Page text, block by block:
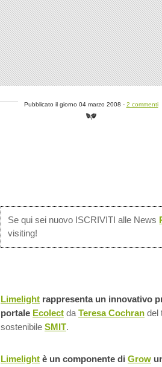
Pubblicato il giorno 04 marzo 2008 - 2 commenti
Se qui sei nuovo ISCRIVITI alle News
visiting!
Limelight rappresenta un innovativo
portale Ecolect da Teresa Cochran del
sostenibile SMIT.
Limelight è un componente di Grow